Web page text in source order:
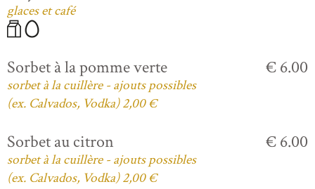
glaces et café
Sorbet à la pomme verte
sorbet à la cuillère - ajouts possibles
(ex. Calvados, Vodka) 2,00 €
€ 6.00
Sorbet au citron
sorbet à la cuillère - ajouts possibles
(ex. Calvados, Vodka) 2,00 €
€ 6.00